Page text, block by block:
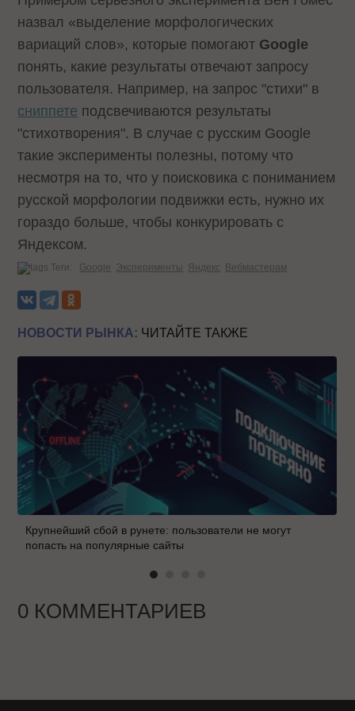
назвал «выделение морфологических
вариаций слов», которые помогают Google
понять, какие результаты отвечают запросу
пользователя. Например, на запрос "стихи" в
сниппете подсвечиваются результаты
"стихотворения". В случае с русским Google
такие эксперименты полезны, потому что
несмотря на то, что у поисковика с пониманием
русской морфологии подвижки есть, нужно их
гораздо больше, чтобы конкурировать с
Яндексом.
Теги: Google Эксперименты Яндекс Вебмастерам
НОВОСТИ РЫНКА: ЧИТАЙТЕ ТАКЖЕ
Крупнейший сбой в рунете: пользователи не могут
попасть на популярные сайты
0 КОММЕНТАРИЕВ